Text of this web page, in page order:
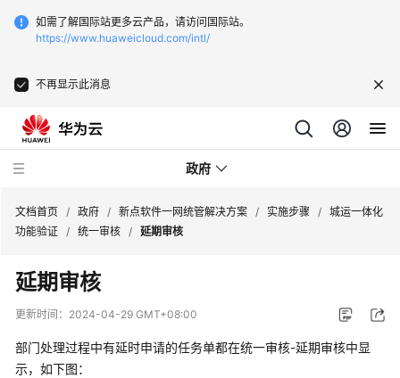
如需了解国际站更多云产品，请访问国际站。
https://www.huaweicloud.com/intl/
不再显示此消息
政府
新
点
软
一
网
文档首页 / 政府 / 新点软件一网统管解决方案 / 实施步骤 / 城运一体化
功能验证 / 统一审核 / 延期审核
延期审核
更新时间： 2024-04-29 GMT+08:00
部门处理过程中有延时申请的任务单都在统一审核-延期审核中显
示，如下图：